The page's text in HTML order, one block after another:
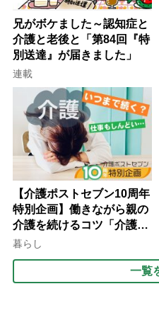
兄がボケました～認知症と
介護と老後と「第84回『特
別送達』が届きました」
連載
【介護ポストセブン10周年
特別企画】働きながら親の
介護を続けるコツ「介護は
10年以上続くことも…3つ
みよう」【社会福祉士解
説】
暮らし
一覧